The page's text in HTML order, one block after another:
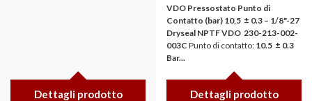
Dettagli prodotto
VDO Pressostato Punto di
Contatto (bar) 10,5 ± 0.3 – 1/8"-27
Dryseal NPTFVDO 230-213-002-
003C Punto di contatto: 10.5 ± 0.3
Bar...
Dettagli prodotto